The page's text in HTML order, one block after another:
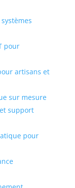
pour
artisans et
sur mesure
support
pour